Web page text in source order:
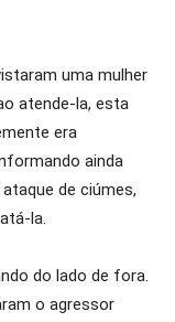
uma mulher
atende-la, esta
era
ainda
de ciúmes,
la.
do lado de fora.
o agressor